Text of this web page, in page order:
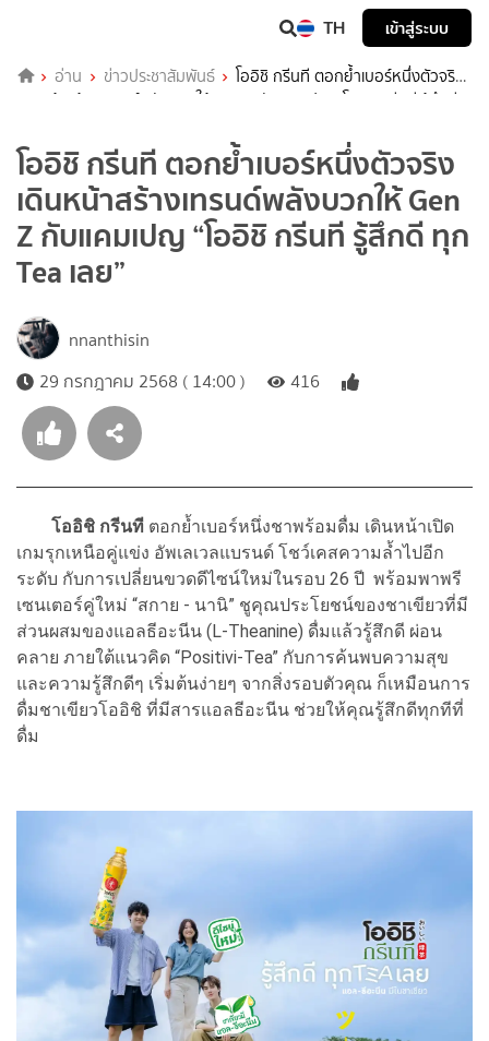
TH เข้าสู่ระบบ
อ่าน ข่าวประชาสัมพันธ์
โออิชิ กรีนที ตอกย้ำเบอร์หนึ่งตัวจริง
เดินหน้าสร้างเทรนด์พลังบวกให้ Gen Z กับแคมเปญ “โออิชิ กรีนที รู้สึกดี
โออิชิ กรีนที ตอกย้ำเบอร์หนึ่งตัวจริง
เดินหน้าสร้างเทรนด์พลังบวกให้ Gen
Z กับแคมเปญ “โออิชิ กรีนที รู้สึกดี ทุก
Tea เลย”
nnanthisin
29 กรกฎาคม 2568 ( 14:00 )
416
โออิชิ กรีนที ตอกย้ำเบอร์หนึ่งชาพร้อมดื่ม เดินหน้าเปิด
เกมรุกเหนือคู่แข่ง อัพเลเวลแบรนด์ โชว์เคสความล้ำไปอีก
ระดับ กับการเปลี่ยนขวดดีไซน์ใหม่ในรอบ 26 ปี พร้อมพาพรี
เซนเตอร์คู่ใหม่ “สกาย - นานิ” ชูคุณประโยชน์ของชาเขียวที่มี
ส่วนผสมของแอลธีอะนีน (L-Theanine) ดื่มแล้วรู้สึกดี ผ่อน
คลาย ภายใต้แนวคิด “Positivi-Tea” กับการค้นพบความสุข
และความรู้สึกดีๆ เริ่มต้นง่ายๆ จากสิ่งรอบตัวคุณ ก็เหมือนการ
ดื่มชาเขียวโออิชิ ที่มีสารแอลธีอะนีน ช่วยให้คุณรู้สึกดีทุกทีที่
ดื่ม